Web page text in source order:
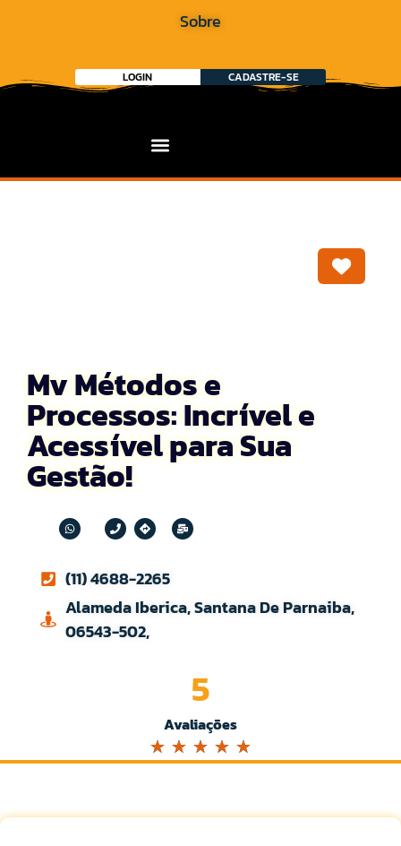
Sobre
LOGIN CADASTRE-SE
Mv Métodos e
Processos: Incrível e
Acessível para Sua
Gestão!
(11) 4688-2265
Alameda Iberica, Santana De Parnaiba,
06543-502,
Avaliações
5
☆ ☆ ☆ ☆ ☆